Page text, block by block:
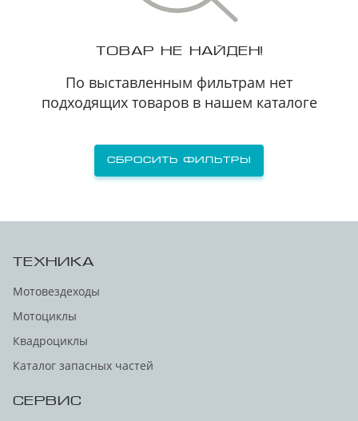
ТОВАР НЕ НАЙДЕН!
По выставленным фильтрам нет
подходящих товаров в нашем каталоге
Сбросить фильтры
ТЕХНИКА
Мотовездеходы
Мотоциклы
Квадроциклы
Каталог запасных частей
СЕРВИС